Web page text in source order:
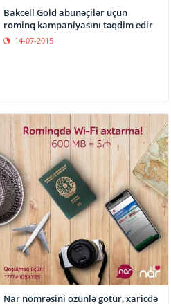
Bakcell Gold abunəçilər üçün
rominq kampaniyasını təqdim edir
14-07-2015
Nar nömrəsini özünlə götür, xaricdə